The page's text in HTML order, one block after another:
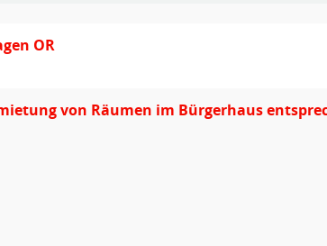
OR
von Räumen im Bürgerhaus